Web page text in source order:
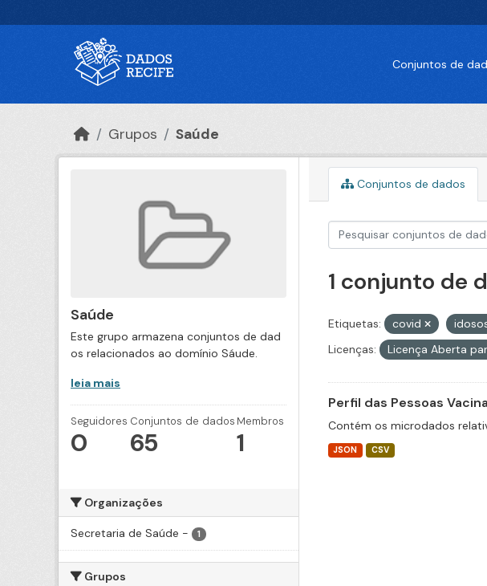
Conjuntos de
Grupos Saúde
Saúde
Este grupo armazena conjuntos de dad
os relacionados ao domínio Sáude.
leia mais
Seguidores
0
Conjuntos de dados
65
Membros
1
Organizações
Secretaria de Saúde - 1
Grupos
Conjuntos de dados
1 conjunto de
Etiquetas: covid
Licenças:
Licença Aberta
Perfil das Pessoas
Contém os microdados
JSON CSV